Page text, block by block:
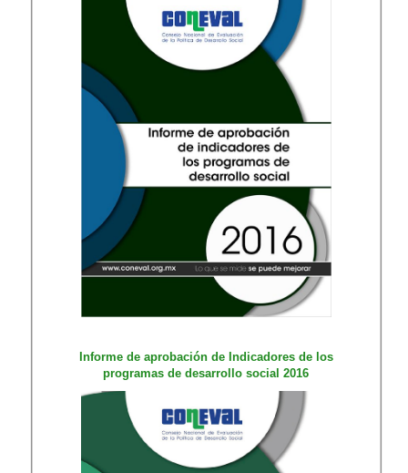
​Informe de apr​obación de Indicadores de los
programas de desarrollo social 2016